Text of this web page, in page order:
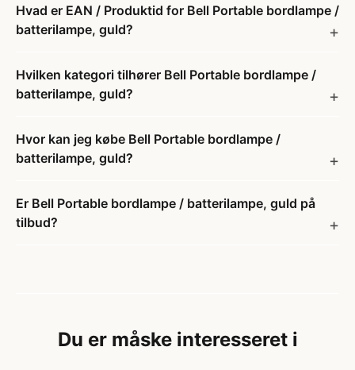
Hvad er EAN / Produktid for Bell Portable bordlampe /
batterilampe, guld?
Hvilken kategori tilhører Bell Portable bordlampe /
batterilampe, guld?
Hvor kan jeg købe Bell Portable bordlampe /
batterilampe, guld?
Er Bell Portable bordlampe / batterilampe, guld på
tilbud?
Du er måske interesseret i